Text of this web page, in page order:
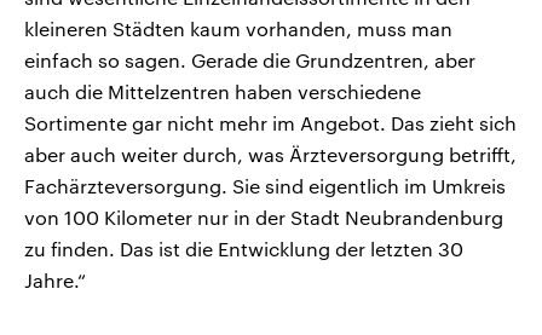
kleineren Städten kaum vorhanden, muss man
einfach so sagen. Gerade die Grundzentren, aber
auch die Mittelzentren haben verschiedene
Sortimente gar nicht mehr im Angebot. Das zieht sich
aber auch weiter durch, was Ärzteversorgung betrifft,
Fachärzteversorgung. Sie sind eigentlich im Umkreis
von 100 Kilometer nur in der Stadt Neubrandenburg
zu finden. Das ist die Entwicklung der letzten 30
Jahre.“